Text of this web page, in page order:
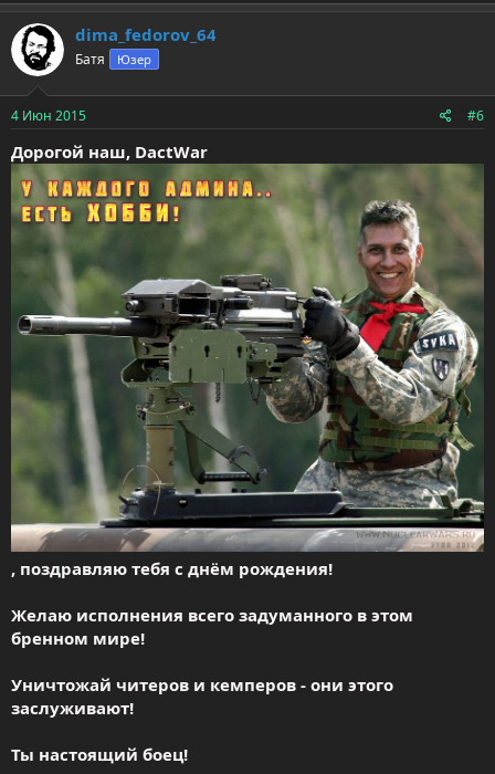
dima_fedorov_64
Батя Юзер
4 Июн 2015 #6
Дорогой наш, DactWar
, поздравляю тебя с днём рождения!
Желаю исполнения всего задуманного в этом
бренном мире!
Уничтожай читеров и кемперов - они этого
заслуживают!
Ты настоящий боец!